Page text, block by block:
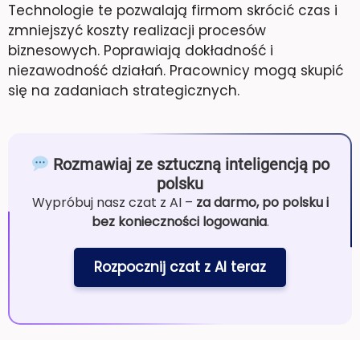
Technologie te pozwalają firmom skrócić czas i
zmniejszyć koszty realizacji procesów
biznesowych. Poprawiają dokładność i
niezawodność działań. Pracownicy mogą skupić
się na zadaniach strategicznych.
Rozmawiaj ze sztuczną inteligencją po
polsku
Wypróbuj nasz czat z AI – za darmo, po polsku i
bez konieczności logowania.
Rozpocznij czat z AI teraz